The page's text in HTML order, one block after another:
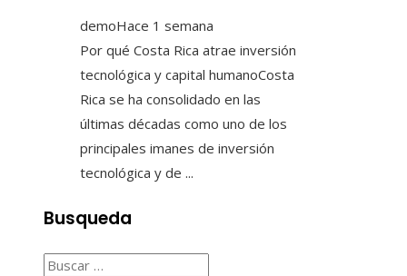
demoHace 1 semana
Por qué Costa Rica atrae inversión
tecnológica y capital humanoCosta
Rica se ha consolidado en las
últimas décadas como uno de los
principales imanes de inversión
tecnológica y de ...
Busqueda
Buscar: